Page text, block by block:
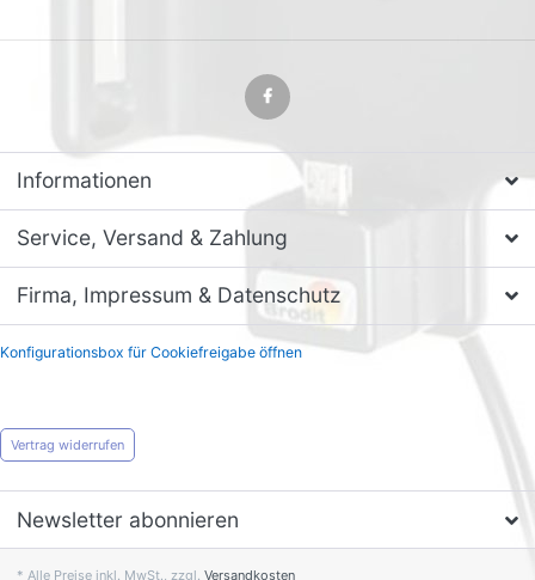
Informationen
Service, Versand & Zahlung
Firma, Impressum & Datenschutz
Konfigurationsbox für Cookiefreigabe öffnen
Vertrag widerrufen
Newsletter abonnieren
* Alle Preise inkl. MwSt., zzgl. Versandkosten